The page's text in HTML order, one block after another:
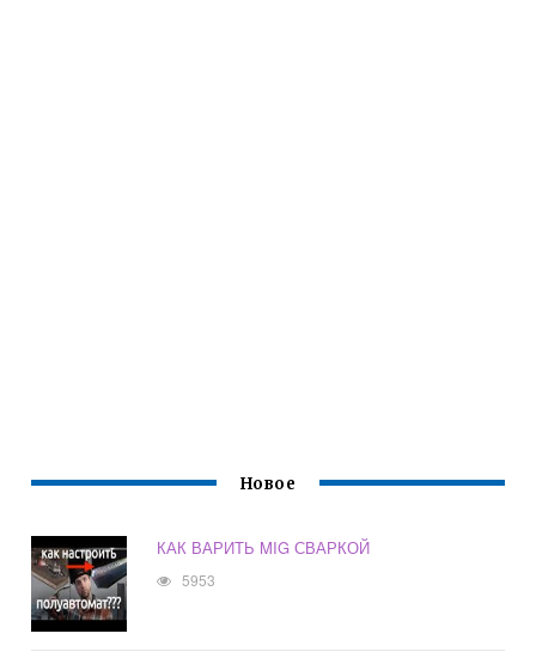
Новое
КАК ВАРИТЬ MIG СВАРКОЙ
5953